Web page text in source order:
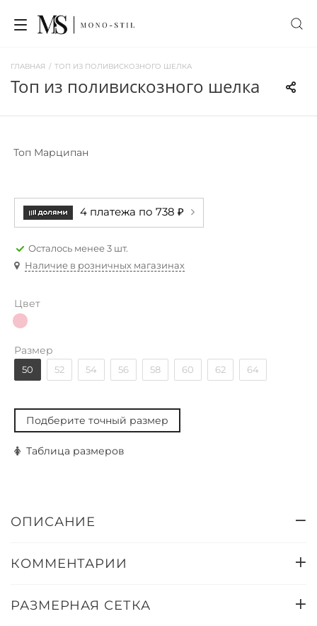
ГЛАВНАЯ / ТОП ИЗ ПОЛИВИСКОЗНОГО ШЕЛКА
топ из поливискозного шелка
Топ Марципан
4 платежа по 738 ₽
Осталось менее 3 шт.
Наличие в розничных магазинах
Цвет
Размер
50 52 54 56 58 60 62 64
Подберите точный размер
Таблица размеров
ОПИСАНИЕ
КОММЕНТАРИИ
РАЗМЕРНАЯ СЕТКА